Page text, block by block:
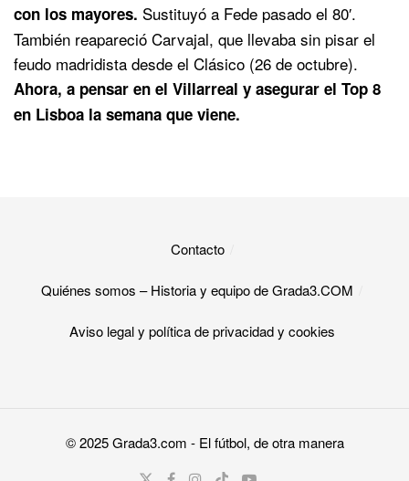
con los mayores. Sustituyó a Fede pasado el 80′.
También reapareció Carvajal, que llevaba sin pisar el
feudo madridista desde el Clásico (26 de octubre).
Ahora, a pensar en el Villarreal y asegurar el Top 8
en Lisboa la semana que viene.
Contacto
Quiénes somos – Historia y equipo de Grada3.COM
Aviso legal y política de privacidad y cookies​
© 2025Grada3.com - El fútbol, de otra manera